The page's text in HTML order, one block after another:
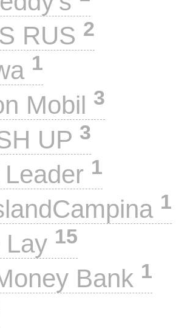
RUS 2
1
Mobil 3
UP 3
1
1
Lay 15
Bank 1